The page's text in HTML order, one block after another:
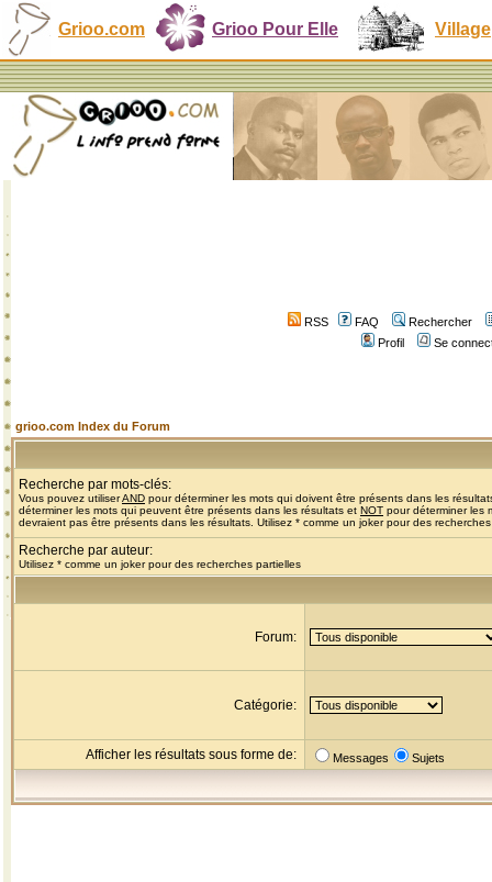
Grioo.com Grioo Pour Elle Village
RSS FAQ
Rechercher
Profil
Se
grioo.com Index du Forum
Recherche par mots-clés:
Vous pouvez utiliserAND pour déterminer les mots qui doivent être présents dans les
déterminer les mots qui peuvent être présents dans les résultats et NOT pour déterminer les
devraient pas être présents dans les résultats. Utilisez * comme un joker pour des
Recherche par auteur:
Utilisez * comme un joker pour des recherches partielles
Forum:
Catégorie:
Afficher les résultats sous forme de: Messages Sujets